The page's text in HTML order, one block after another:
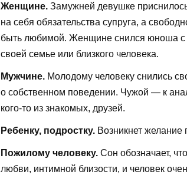
Женщине. Замужней девушке
на себя обязательства супруга, а
быть любимой. Женщине снился юноша
своей семье или близкого человека.
Мужчине. Молодому человеку снились
о собственном поведении. Чужой — к
кого-то из знакомых, друзей.
Ребенку, подростку. Возникнет желание
Пожилому человеку. Сон обозначает,
любви, интимной близости, и человек